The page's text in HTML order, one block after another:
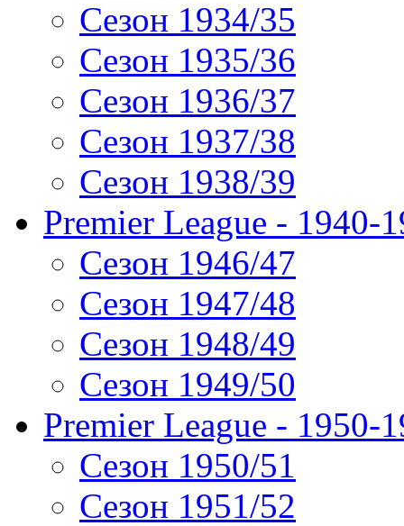
Сезон 1934/35
Сезон 1935/36
Сезон 1936/37
Сезон 1937/38
Сезон 1938/39
Premier League - 1940-
Сезон 1946/47
Сезон 1947/48
Сезон 1948/49
Сезон 1949/50
Premier League - 1950-
Сезон 1950/51
Сезон 1951/52